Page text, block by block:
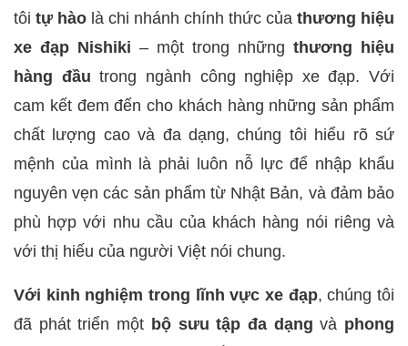
tôi tự hào là chi nhánh chính thức của thương hiệu
xe đạp Nishiki – một trong những thương hiệu
hàng đầu trong ngành công nghiệp xe đạp. Với
cam kết đem đến cho khách hàng những sản phẩm
chất lượng cao và đa dạng, chúng tôi hiểu rõ sứ
mệnh của mình là phải luôn nỗ lực để nhập khẩu
nguyên vẹn các sản phẩm từ Nhật Bản, và đảm bảo
phù hợp với nhu cầu của khách hàng nói riêng và
với thị hiếu của người Việt nói chung.
Với kinh nghiệm trong lĩnh vực xe đạp, chúng tôi
đã phát triển một bộ sưu tập đa dạng và phong